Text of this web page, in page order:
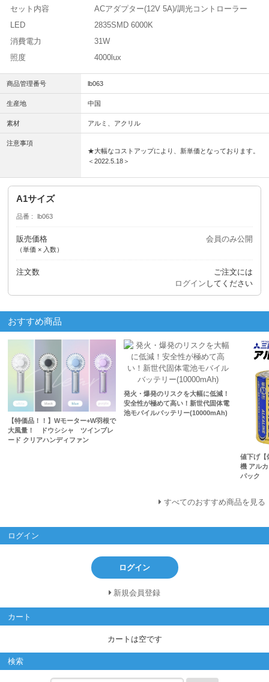
セット内容
ACアダプター(12V 5A)/調光コントローラー
LED
2835SMD 6000K
消費電力
31W
照度
4000lux
商品管理番号 lb063
生産地 中国
素材 アルミ、アクリル
注意事項
★大幅なコストアップにより、新単価となっております。
＜2022.5.18＞
A1サイズ
品番 lb063
販売価格
（単価 × 入数）
会員のみ公開
注文数
ご注文には
ログイン してください
おすすめ商品
【特価品！！】Wモーター+W羽根で
大風量！ ドウシシャ ツインブレ
ード クリアハンディファン
発火・爆発のリスクを大幅に低減！
安全性が極めて高い！新世代固体電
池モバイルバッテリー(10000mAh)
値下げ【
機 アル
パック
すべてのおすすめ商品を見る
ログイン
ログイン
新規会員登録
カート
カートは空です
検索